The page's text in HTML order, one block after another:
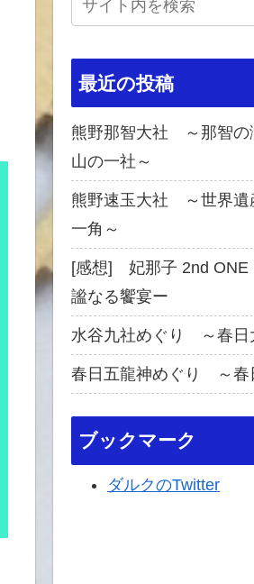
最近の投稿
熊野那智大社 ～那智の
山の一社～
熊野速玉大社 ～世界遺
一角～
[感想] 妃那子 2nd ONE
謐なる饗宴ー
水谷九社めぐり ～春日
春日五龍神めぐり ～春
ブックマーク
ダルクのTwitter